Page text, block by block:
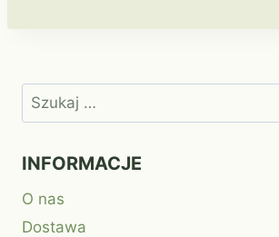
Szukaj:
INFORMACJE
O nas
Dostawa